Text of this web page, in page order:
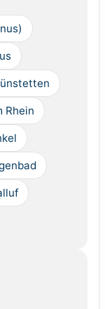
Rhein